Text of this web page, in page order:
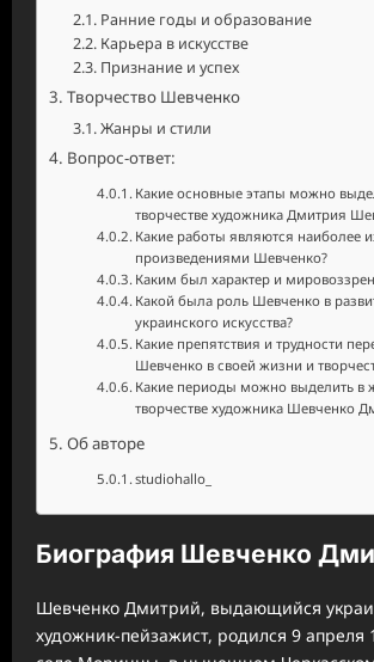
Ранние годы и образование
Карьера в искусстве
Признание и успех
Творчество Шевченко
Жанры и стили
Вопрос-ответ:
Какие основные этапы можно
творчестве художника Дмитрия
Какие работы являются наиболее
произведениями Шевченко?
Каким был характер и
Какой была роль Шевченко в
украинского искусства?
Какие препятствия и трудности
Шевченко в своей жизни и
Какие периоды можно выделить в
творчестве художника Шевченко
Об авторе
studiohallo_
Биография Шевченко
Шевченко Дмитрий, выдающийся
художник-пейзажист, родился 9 апреля